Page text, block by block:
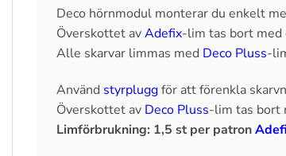
Deco hörnmodul monterar du enkelt
Överskottet avAdefix-lim tas bort med
Alle skarvar limmas med Deco Pluss-
Använd styrpluggför att förenkla
Överskottet av Deco Pluss-lim tas bort
Limförbrukning: 1,5 st per patron